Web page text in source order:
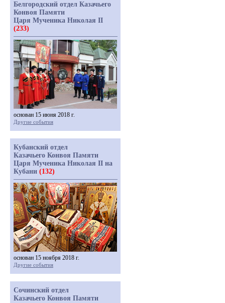
Белгородский отдел Казачьего
Конвоя Памяти
Царя Мученика Николая II
(233)
основан 15 июня 2018 г.
Другие события
Кубанский отдел
Казачьего Конвоя Памяти
Царя Мученика Николая II на
Кубани (132)
основан 15 ноября 2018 г.
Другие события
Сочинский отдел
Казачьего Конвоя Памяти